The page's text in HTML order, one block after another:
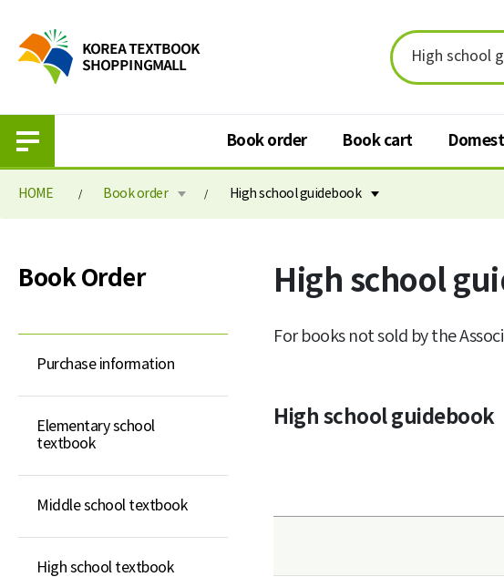
Book order Book cart
Book order
Purchase information
Middle school textbook
High school textbook
Elementary school
guidebook
Middle school guidebook
General book
Book cart
Book cart
HOME Book order High school guidebook
Book Order
Purchase information
Elementary school
textbook
Middle school textbook
High school textbook
High school
For books not sold by the
High school guidebook